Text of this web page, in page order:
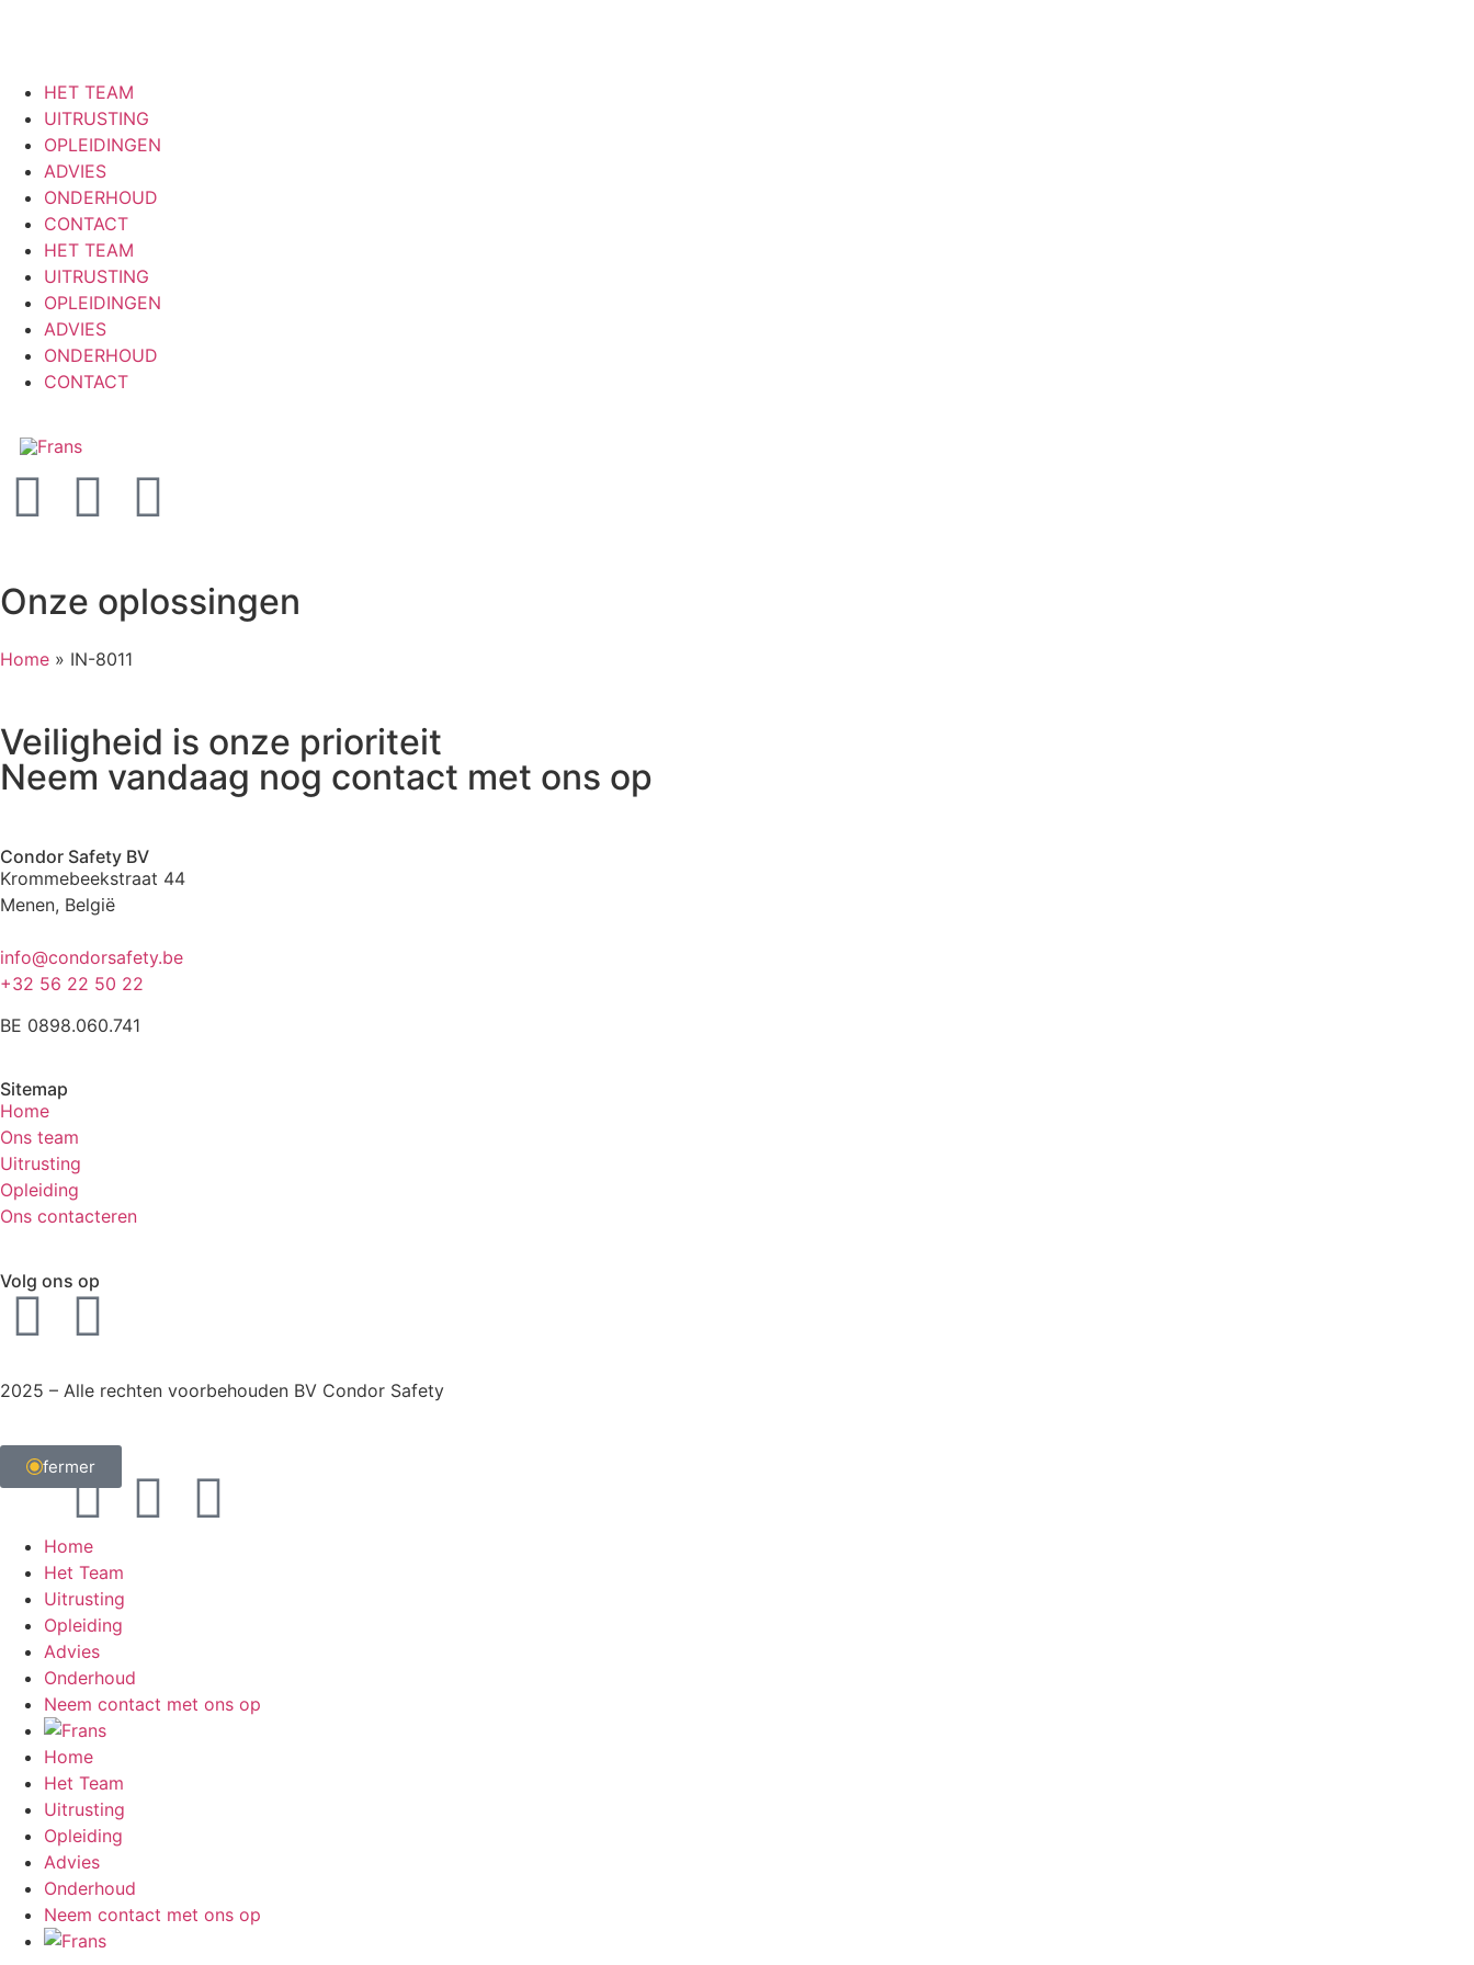
HET TEAM
UITRUSTING
OPLEIDINGEN
ADVIES
ONDERHOUD
CONTACT
HET TEAM
UITRUSTING
OPLEIDINGEN
ADVIES
ONDERHOUD
CONTACT
Onze oplossingen
Home » IN-8011
Veiligheid is onze prioriteit
Neem vandaag nog contact met ons op
Condor Safety BV
Krommebeekstraat 44
Menen, België
info@condorsafety.be
+32 56 22 50 22
BE 0898.060.741
Sitemap
Home
Ons team
Uitrusting
Opleiding
Ons contacteren
Volg ons op
2025 – Alle rechten voorbehouden BV Condor Safety
fermer
Home
Het Team
Uitrusting
Opleiding
Advies
Onderhoud
Neem contact met ons op
Home
Het Team
Uitrusting
Opleiding
Advies
Onderhoud
Neem contact met ons op